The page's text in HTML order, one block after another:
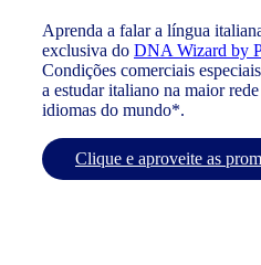
Aprenda a falar a língua
exclusiva do DNA Wizard by
Condições comerciais
a estudar italiano na maior
idiomas do mundo*.
Clique e aproveite as